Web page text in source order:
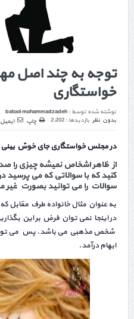
توجه به چند اصل
خواستگاری
نوشته شده توسط : batool mohammadzadeh
بدون نظر بازدیدها : 2,202 چاپ ایمیل
در مجلس خواستگاری جای خوش
از ظاهر اشخاص نمیشه چیزی را صد
کنید که با سوالاتی که می پرسید
سوالات را می توانید بصورت
به عنوان مثال خانواده طرف مقابل
در اینجا نمی توان فرض بر این
شخص مذهبی می باشد. پس می توان
ابهام درآمد.